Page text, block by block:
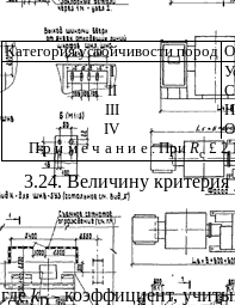
Категория устойчивости пород
I
II
III
IV
Примечание. ПриRc £2
3.24. Величину
гдеkp- коэффициент,